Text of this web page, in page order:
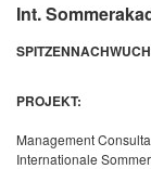
Int.
PROJEKT:
Management
Internationale